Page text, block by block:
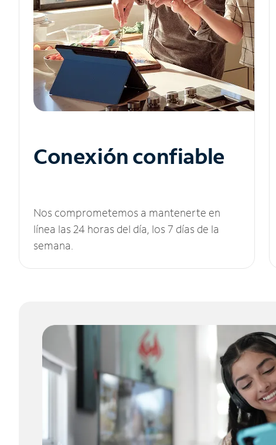
Conexión confiable
Nos comprometemos a mantenerte en
línea las 24 horas del día, los 7 días de la
semana.